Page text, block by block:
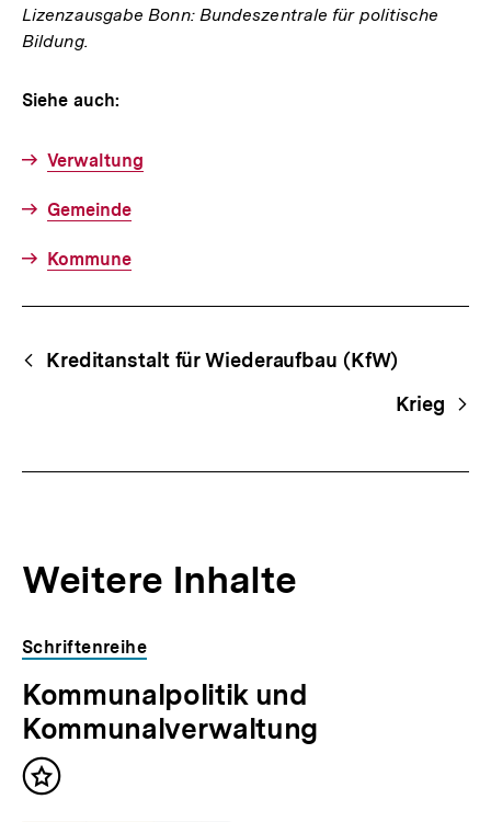
Lizenzausgabe Bonn: Bundeszentrale für politische
Bildung.
Siehe auch:
Verwaltung
Gemeinde
Kommune
Begriffsnavigation
Content-
Navigation
Kreditanstalt für Wiederaufbau (KfW)
Krieg
Weitere Inhalte
Inhaltskarousell
für
weitere
Inhalte
Inhaltskarussell
überspringen
Schriftenreihe
Kommunalpolitik und
Kommunalverwaltung
Inhalt